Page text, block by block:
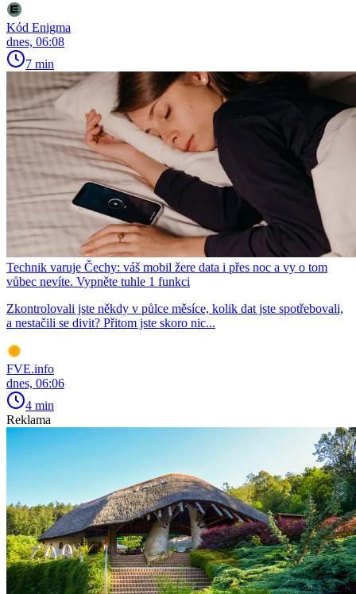
Kód Enigma
dnes, 06:08
7 min
Technik varuje Čechy: váš mobil žere data i přes noc a vy o tom
vůbec nevíte. Vypněte tuhle 1 funkci
Zkontrolovali jste někdy v půlce měsíce, kolik dat jste spotřebovali,
a nestačili se divit? Přitom jste skoro nic...
FVE.info
dnes, 06:06
4 min
Reklama